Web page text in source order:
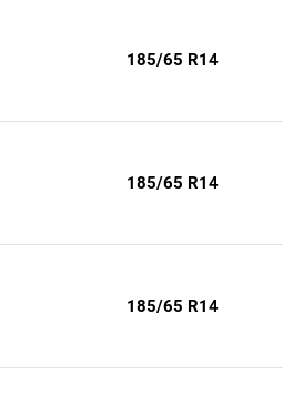
185/65 R14
185/65 R14
185/65 R14